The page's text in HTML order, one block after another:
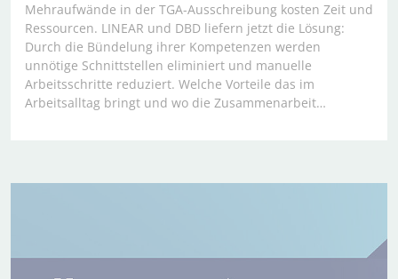
Mehraufwände in der TGA-Ausschreibung kosten Zeit und
Ressourcen. LINEAR und DBD liefern jetzt die Lösung:
Durch die Bündelung ihrer Kompetenzen werden
unnötige Schnittstellen eliminiert und manuelle
Arbeitsschritte reduziert. Welche Vorteile das im
Arbeitsalltag bringt und wo die Zusammenarbeit…